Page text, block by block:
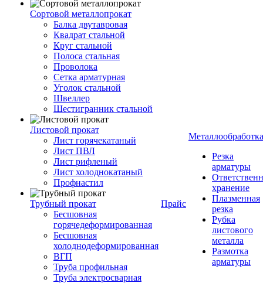
Сортовой металлопрокат
Балка двутавровая
Квадрат стальной
Круг стальной
Полоса стальная
Проволока
Сетка арматурная
Уголок стальной
Швеллер
Шестигранник стальной
Листовой прокат
Лист горячекатаный
Лист ПВЛ
Лист рифленый
Лист холоднокатаный
Профнастил
Трубный прокат
Бесшовная
горячедеформированная
Бесшовная
холоднодеформированная
ВГП
Труба профильная
Труба электросварная
Прайс
Металлообработка
Резка
арматуры
хранение
Плазменная
резка
Рубка
листового
металла
Размотка
арматуры